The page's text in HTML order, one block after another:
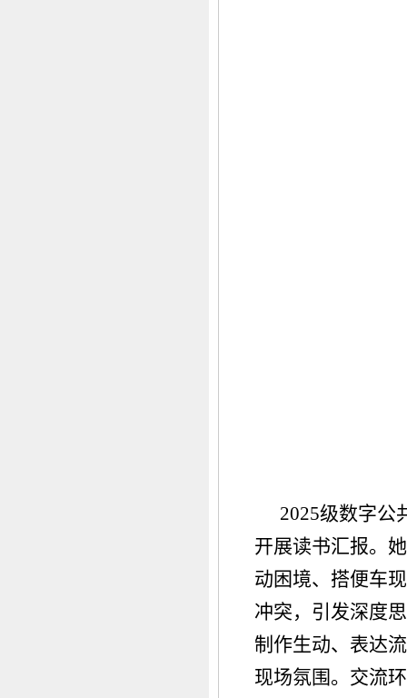
2025级数字公
开展读书汇报。
动困境、搭便车
冲突，引发深度
制作生动、表达
现场氛围。交流